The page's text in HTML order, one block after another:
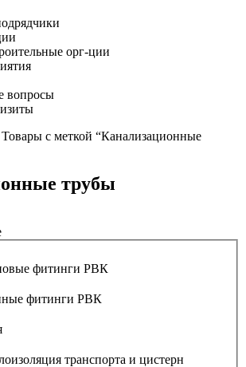
орг-ции
вопросы
Товары с меткой “Канализационные
трубы
фитинги РВК
фитинги РВК
транспорта и цистерн